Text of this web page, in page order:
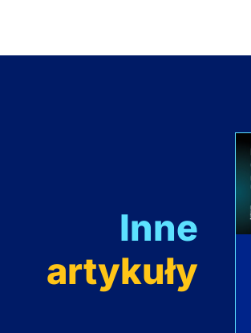
Inne
artykuły